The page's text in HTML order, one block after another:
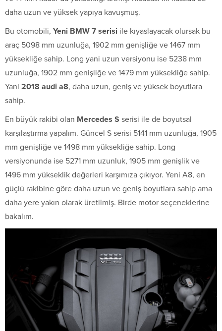
daha uzun ve yüksek yapıya kavuşmuş.
Bu otomobili, Yeni BMW 7 serisi ile kıyaslayacak olursak bu
araç 5098 mm uzunluğa, 1902 mm genişliğe ve 1467 mm
yüksekliğe sahip. Long yani uzun versiyonu ise 5238 mm
uzunluğa, 1902 mm genişliğe ve 1479 mm yüksekliğe sahip.
Yani 2018 audi a8, daha uzun, geniş ve yüksek boyutlara
sahip.
En büyük rakibi olan Mercedes S serisi ile de boyutsal
karşılaştırma yapalım. Güncel S serisi 5141 mm uzunluğa, 1905
mm genişliğe ve 1498 mm yüksekliğe sahip. Long
versiyonunda ise 5271 mm uzunluk, 1905 mm genişlik ve
1496 mm yükseklik değerleri karşımıza çıkıyor. Yeni A8, en
güçlü rakibine göre daha uzun ve geniş boyutlara sahip ama
daha yere yakın olarak üretilmiş. Birde motor seçeneklerine
bakalım.